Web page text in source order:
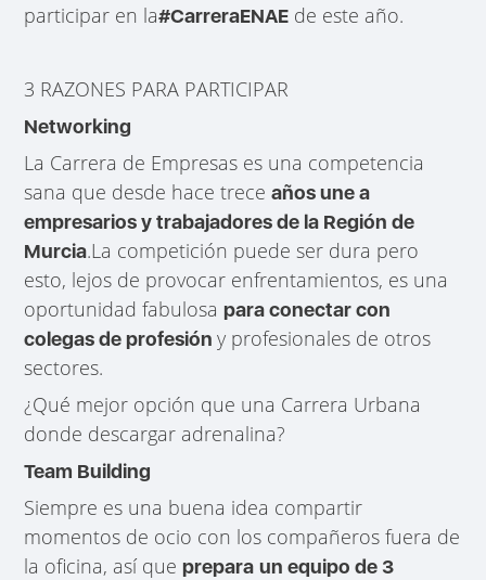
participar en la#CarreraENAE de este año.
3 RAZONES PARA PARTICIPAR
Networking
La Carrera de Empresas es una competencia
sana que desde hace treceaños une a
empresarios y trabajadores de la Región de
Murcia.La competición puede ser dura pero
esto, lejos de provocar enfrentamientos, es una
oportunidad fabulosapara conectar con
colegas de profesióny profesionales de otros
sectores.
¿Qué mejor opción que una Carrera Urbana
donde descargar adrenalina?
Team Building
Siempre es una buena idea compartir
momentos de ocio con los compañeros fuera de
la oficina, así queprepara un equipo de 3